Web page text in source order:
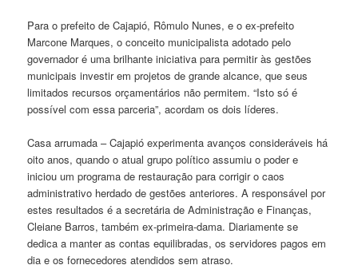
Para o prefeito de Cajapió, Rômulo Nunes, e o ex-prefeito
Marcone Marques, o conceito municipalista adotado pelo
governador é uma brilhante iniciativa para permitir às gestões
municipais investir em projetos de grande alcance, que seus
limitados recursos orçamentários não permitem. “Isto só é
possível com essa parceria”, acordam os dois líderes.
Casa arrumada – Cajapió experimenta avanços consideráveis há
oito anos, quando o atual grupo político assumiu o poder e
iniciou um programa de restauração para corrigir o caos
administrativo herdado de gestões anteriores. A responsável por
estes resultados é a secretária de Administração e Finanças,
Cleiane Barros, também ex-primeira-dama. Diariamente se
dedica a manter as contas equilibradas, os servidores pagos em
dia e os fornecedores atendidos sem atraso.